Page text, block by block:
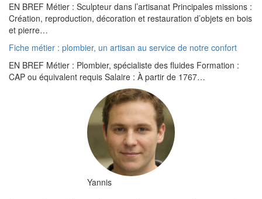
EN BREF Métier : Sculpteur dans l’artisanat Principales missions :
Création, reproduction, décoration et restauration d’objets en bois
et pierre…
Fiche métier : plombier, un artisan au service de notre confort
EN BREF Métier : Plombier, spécialiste des fluides Formation :
CAP ou équivalent requis Salaire : À partir de 1767…
Yannis